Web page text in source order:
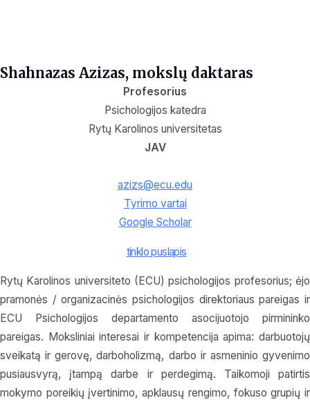
Shahnazas Azizas, mokslų daktaras
Profesorius
Psichologijos katedra
Rytų Karolinos universitetas
JAV
azizs@ecu.edu
Tyrimo vartai
Google Scholar
tinklo puslapis
Rytų Karolinos universiteto (ECU) psichologijos profesorius; ėjo
pramonės / organizacinės psichologijos direktoriaus pareigas ir
ECU Psichologijos departamento asocijuotojo pirmininko
pareigas. Moksliniai interesai ir kompetencija apima: darbuotojų
sveikatą ir gerovę, darboholizmą, darbo ir asmeninio gyvenimo
pusiausvyrą, įtampą darbe ir perdegimą. Taikomoji patirtis
mokymo poreikių įvertinimo, apklausų rengimo, fokuso grupių ir